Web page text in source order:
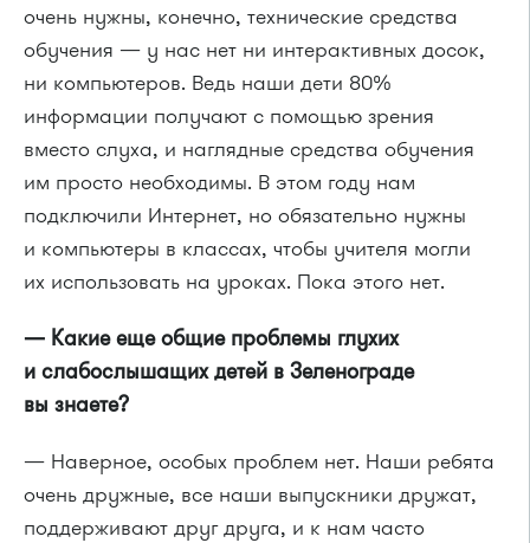
очень нужны, конечно, технические средства
обучения — у нас нет ни интерактивных досок,
ни компьютеров. Ведь наши дети 80%
информации получают с помощью зрения
вместо слуха, и наглядные средства обучения
им просто необходимы. В этом году нам
подключили Интернет, но обязательно нужны
и компьютеры в классах, чтобы учителя могли
их использовать на уроках. Пока этого нет.
— Какие еще общие проблемы глухих
и слабослышащих детей в Зеленограде
вы знаете?
— Наверное, особых проблем нет. Наши ребята
очень дружные, все наши выпускники дружат,
поддерживают друг друга, и к нам часто